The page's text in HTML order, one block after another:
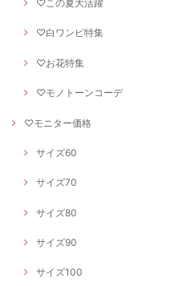
♡この夏大活躍
♡白ワンピ特集
♡お花特集
♡モノトーンコーデ
♡モニター価格
サイズ60
サイズ70
サイズ80
サイズ90
サイズ100